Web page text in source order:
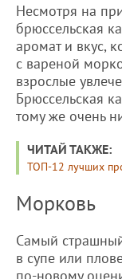
Несмотря на
брюссельская
аромат и вкус,
с вареной
взрослые
Брюссельская
тому же очень
ЧИТАЙ ТАКЖЕ:
ТОП-12 лучших
Морковь
Самый
в супе или
по-новому